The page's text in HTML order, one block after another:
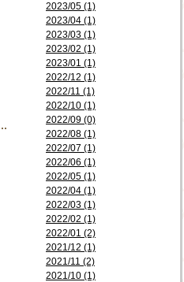
2023/05 (1)
2023/04 (1)
2023/03 (1)
2023/02 (1)
2023/01 (1)
2022/12 (1)
2022/11 (1)
2022/10 (1)
2022/09 (0)
2022/08 (1)
2022/07 (1)
2022/06 (1)
2022/05 (1)
2022/04 (1)
2022/03 (1)
2022/02 (1)
2022/01 (2)
2021/12 (1)
2021/11 (2)
2021/10 (1)